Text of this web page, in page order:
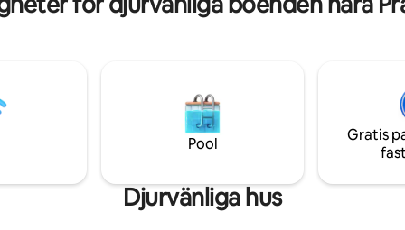
låtillåt dig själv att uppleva
unika plats.
Condomínio com área verde,
apartamento no primeiro
Apartamento conta com
cooktop,geladeira,
tanque,utensílios e panelas OBS: Não
oferecemos roupa de cama,
Pool
Gratis
Djurvänliga hus